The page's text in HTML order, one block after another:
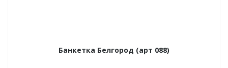
Банкетка Белгород (арт 088)